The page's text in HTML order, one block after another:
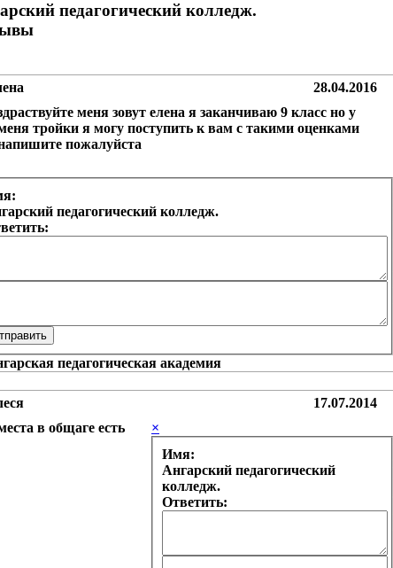
педагогический колледж.
28.04.2016
меня зовут елена я заканчиваю 9 класс но у
тройки я могу поступить к вам с такими оценками
пожалуйста
педагогический колледж.
17.07.2014
в общаге есть
×
Имя:
Ангарский педагогический
колледж.
Ответить: